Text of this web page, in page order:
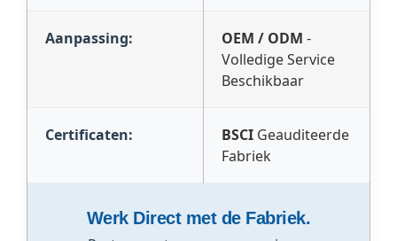
Aanpassing: OEM / ODM -
Volledige Service
Beschikbaar
Certificaten: BSCI Geauditeerde
Fabriek
Werk Direct met de Fabriek.